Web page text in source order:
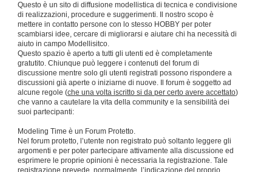
Questo è un sito di diffusione modellistica di tecnica e condivisione
di realizzazioni, procedure e suggerimenti. Il nostro scopo è
mettere in contatto persone con lo stesso HOBBY per poter
scambiarsi idee, cercare di migliorarsi e aiutare chi ha necessità di
aiuto in campo Modellisitco.
Questo spazio è aperto a tutti gli utenti ed è completamente
gratutito. Chiunque può leggere i contenuti del forum di
discussione mentre solo gli utenti registrati possono rispondere a
discussioni già aperte o iniziarne di nuove. Il forum è soggetto ad
alcune regole (che una volta iscritto si da per certo avere accettato)
che vanno a cautelare la vita della community e la sensibilità dei
suoi partecipanti:
Modeling Time è un Forum Protetto.
Nel forum protetto, l’utente non registrato può soltanto leggere gli
argomenti e per poter partecipare attivamente alla discussione ed
esprimere le proprie opinioni è necessaria la registrazione. Tale
registrazione prevede, normalmente, l’indicazione del proprio